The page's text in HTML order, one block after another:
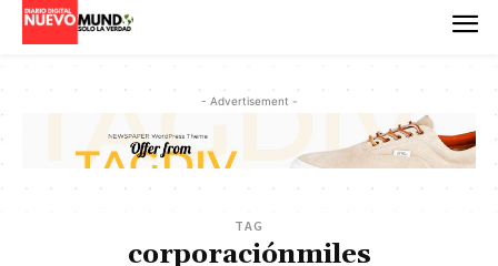
- Advertisement -
TAG
corporaciónmiles